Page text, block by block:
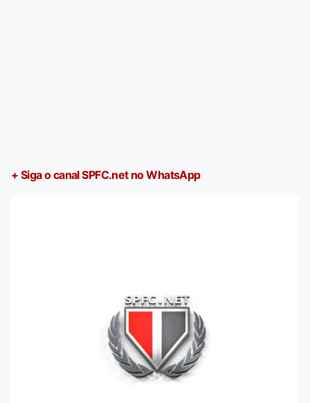
+ Siga o canal SPFC.net no WhatsApp